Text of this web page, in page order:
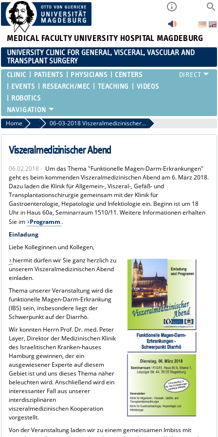
MEDICAL FACULTY UNIVERSITY HOSPITAL MAGDEBURG
UNIVERSITY CLINIC FOR GENERAL, VISCERAL, VASCULAR AND
TRANSPLANT SURGERY
CLINIC PATIENTS PHYSICIANS
CENTERS
EVENTS
RESEARCH/MEC TEACHING
VIDEOS
ROBOTICS
Home Past events 06-03-2018 Viszeralmedizinischer Abend
Viszeralmedizinischer Abend
06.02.2018 - Um das Thema "Funktionelle Magen-Darm-Erkrankungen"
geht es beim kommenden Viszeralmedizinischen Abend am 6. März 2018.
Dazu laden die Klinik für Allgemein-, Viszeral-, Gefäß- und
Transplantationschirurgie gemeinsam mit der Klinik für
Gastroenterologie, Hepatologie und Infektiologie ein. Beginn ist um 18
Uhr in Haus 60a, Seminarraum 1510/11. Weitere Informationen erhalten
Sie im Programm .
Einladung
Liebe Kolleginnen und Kollegen,
hiermit dürfen wir Sie ganz herzlich zu
unserem Viszeralmedizinischen Abend
einladen.
Thema unserer Veranstaltung wird die
funktionelle Magen-Darm-Erkrankung
(IBS) sein, insbesondere liegt der
Schwerpunkt auf der Diarrhö.
Wir konnten Herrn Prof. Dr. med. Peter
Layer, Direktor der Medizinischen Klinik
des Israelitischen Kranken-hauses
Hamburg gewinnen, der ein
ausgewiesener Experte auf diesem
Gebiet ist und uns dieses Thema näher
beleuchten wird. Anschließend wird ein
interessanter Fall aus unserer
interdisziplinären
viszeralmedizinischen Kooperation
vorgestellt.
Von der Veranstaltung laden wir zu einem gemeinsamen Imbiss mit